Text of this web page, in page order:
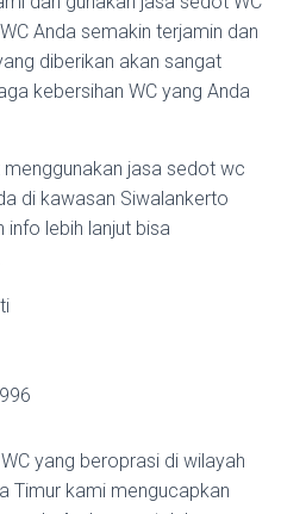
Anda semakin terjamin dan
diberikan akan sangat
kebersihan WC yang Anda
jasa sedot wc
di kawasan Siwalankerto
info lebih lanjut bisa
yang beroprasi di wilayah
Timur kami mengucapkan